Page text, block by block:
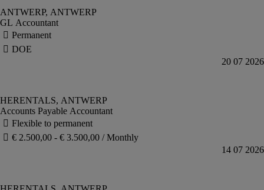
GL Accountant
Accounts Payable Accountant